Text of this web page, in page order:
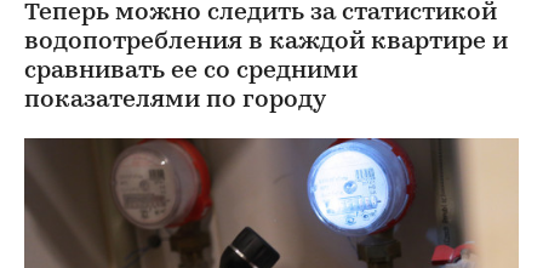
Теперь можно следить за статистикой
водопотребления в каждой квартире и
сравнивать ее со средними
показателями по городу